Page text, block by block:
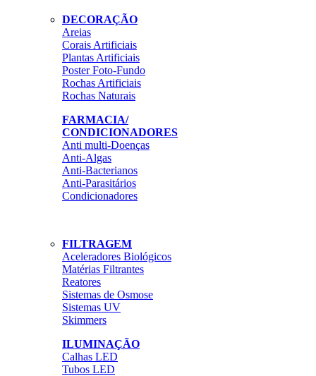
DECORAÇÃO
Areias
Corais Artificiais
Plantas Artificiais
Poster Foto-Fundo
Rochas Artificiais
Rochas Naturais
FARMACIA/
CONDICIONADORES
Anti multi-Doenças
Anti-Algas
Anti-Bacterianos
Anti-Parasitários
Condicionadores
FILTRAGEM
Aceleradores Biológicos
Matérias Filtrantes
Reatores
Sistemas de Osmose
Sistemas UV
Skimmers
ILUMINAÇÃO
Calhas LED
Tubos LED